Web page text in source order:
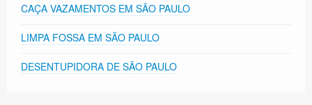
CAÇA VAZAMENTOS EM SÃO PAULO
LIMPA FOSSA EM SÃO PAULO
DESENTUPIDORA DE SÃO PAULO